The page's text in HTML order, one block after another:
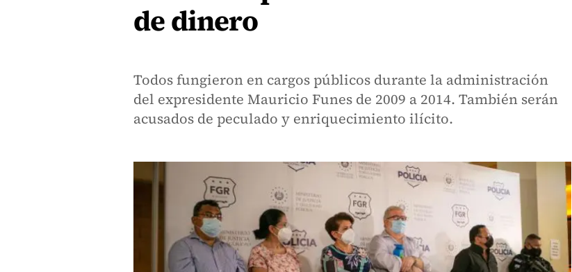
de dinero
Todos fungieron en cargos públicos durante la administración
del expresidente Mauricio Funes de 2009 a 2014. También serán
acusados de peculado y enriquecimiento ilícito.